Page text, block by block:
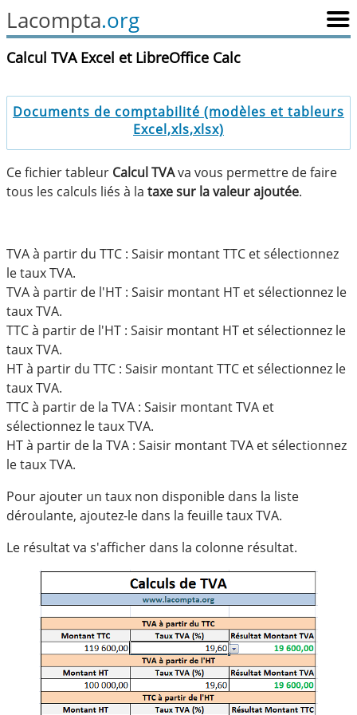
Lacompta.org
Calcul TVA Excel et LibreOffice Calc
Documents de comptabilité (modèles et tableurs
Excel,xls,xlsx)
Ce fichier tableur Calcul TVAva vous permettre de faire
tous les calculs liés à la taxe sur la valeur ajoutée.
TVA à partir du TTC : Saisir montant TTC et sélectionnez
le taux TVA.
TVA à partir de l'HT : Saisir montant HT et sélectionnez le
taux TVA.
TTC à partir de l'HT : Saisir montant HT et sélectionnez le
taux TVA.
HT à partir du TTC : Saisir montant TTC et sélectionnez le
taux TVA.
TTC à partir de la TVA : Saisir montant TVA et
sélectionnez le taux TVA.
HT à partir de la TVA : Saisir montant TVA et sélectionnez
le taux TVA.
Pour ajouter un taux non disponible dans la liste
déroulante, ajoutez-le dans la feuille taux TVA.
Le résultat va s'afficher dans la colonne résultat.